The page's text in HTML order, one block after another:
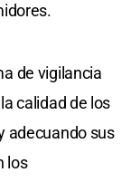
de vigilancia
calidad de los
adecuando sus
los